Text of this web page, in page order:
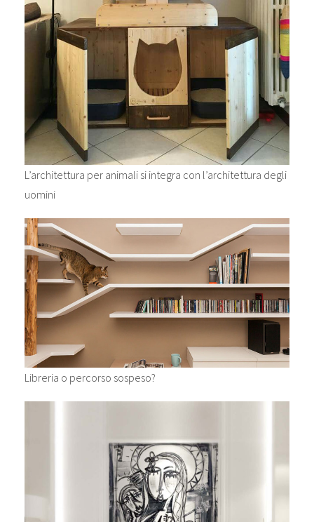
L’architettura per animali si integra con l’architettura degli
uomini
Libreria o percorso sospeso?